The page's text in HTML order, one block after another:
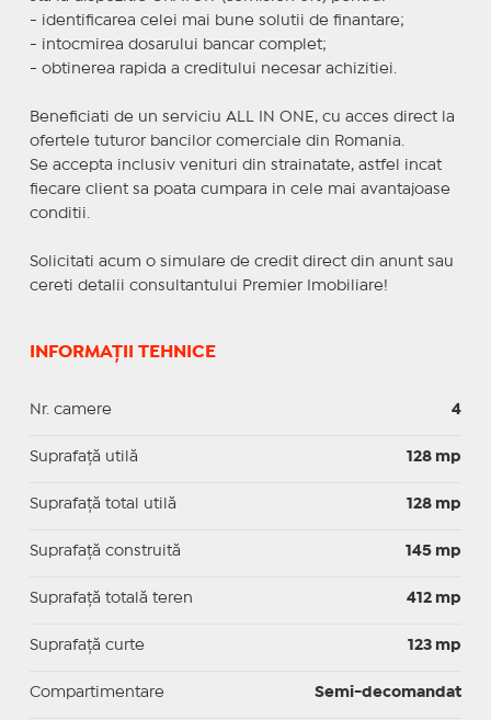
- identificarea celei mai bune solutii de finantare;
- intocmirea dosarului bancar complet;
- obtinerea rapida a creditului necesar achizitiei.
Beneficiati de un serviciu ALL IN ONE, cu acces direct la
ofertele tuturor bancilor comerciale din Romania.
Se accepta inclusiv venituri din strainatate, astfel incat
fiecare client sa poata cumpara in cele mai avantajoase
conditii.
Solicitati acum o simulare de credit direct din anunt sau
cereti detalii consultantului Premier Imobiliare!
INFORMAȚII TEHNICE
Nr. camere 4
Suprafaţă utilă 128 mp
Suprafaţă total utilă 128 mp
Suprafaţă construită 145 mp
Suprafață totală teren 412 mp
Suprafaţă curte 123 mp
Compartimentare Semi-decomandat